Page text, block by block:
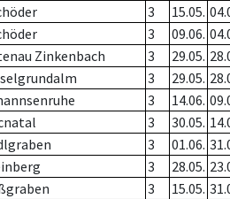
3 15.05.
3 09.06.
Zinkenbach 3 29.05.
3 29.05.
3 14.06.
3 30.05.
3 01.06.
3 28.05.
3 15.05.